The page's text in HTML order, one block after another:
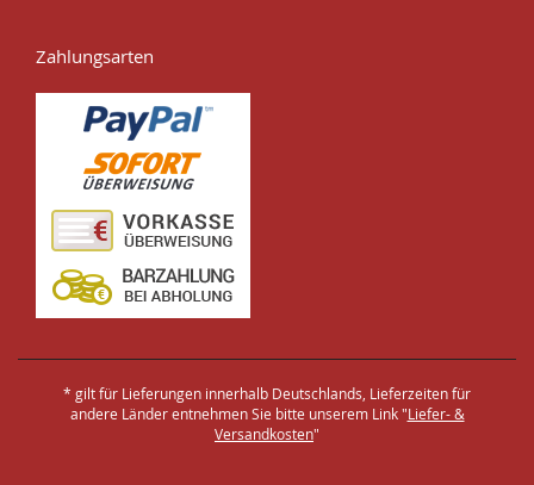
Zahlungsarten
* gilt für Lieferungen innerhalb Deutschlands, Lieferzeiten für
andere Länder entnehmen Sie bitte unserem Link "Liefer- &
Versandkosten"